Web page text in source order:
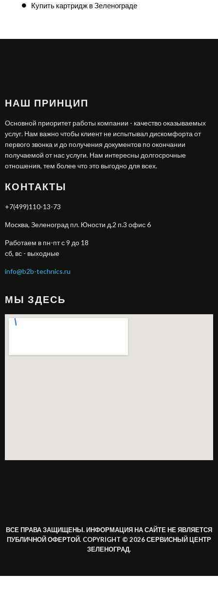
Купить картридж в Зеленограде
НАШ ПРИНЦИП
Основной приоритет работы компании - качество оказываемых
услуг. Нам важно чтобы клиент не испытывал дискомфорта от
первого звонка и до получения документов по окончании
получаемой от нас услуги. Нам интересны долгосрочные
отношения, тем более что это выгодно для всех.
КОНТАКТЫ
+7(499)110-13-73
Москва, Зеленоград пл. Юности д.2 п.3 офис 6
Работаем в пн-пт с 9 до 18
сб, вс - выходные
info@b2b-technics.ru
МЫ ЗДЕСЬ
ВСЕ ПРАВА ЗАЩИЩЕНЫ. ИНФОРМАЦИЯ НА САЙТЕ НЕ ЯВЛЯЕТСЯ
ПУБЛИЧНОЙ ОФЕРТОЙ. COPYRIGHT © 2026 СЕРВИСНЫЙ ЦЕНТР
ЗЕЛЕНОГРАД.